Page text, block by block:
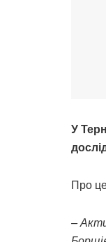
У
Про
–